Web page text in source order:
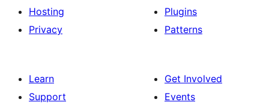
Hosting
Privacy
Plugins
Patterns
Learn
Support
Get Involved
Events